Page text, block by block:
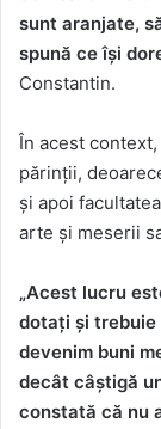
sunt aranjate,
spună ce își
Constantin.
În acest
părinții,
și apoi
arte și meserii
„Acest lucru
dotați și trebuie
devenim buni
decât câștigă
constată că nu